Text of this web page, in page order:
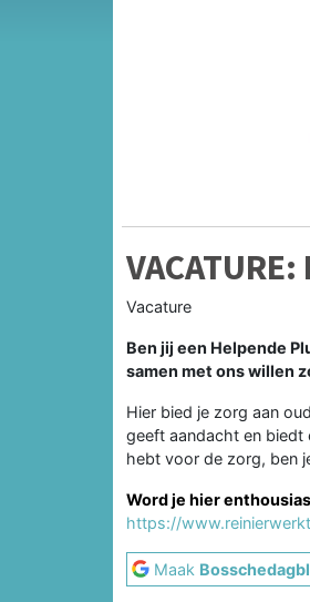
Vacature
Ben jij een Helpende
samen met ons willen
Hier bied je zorg aan
geeft aandacht en biedt
hebt voor de zorg, ben
Word je hier
https://
Maak